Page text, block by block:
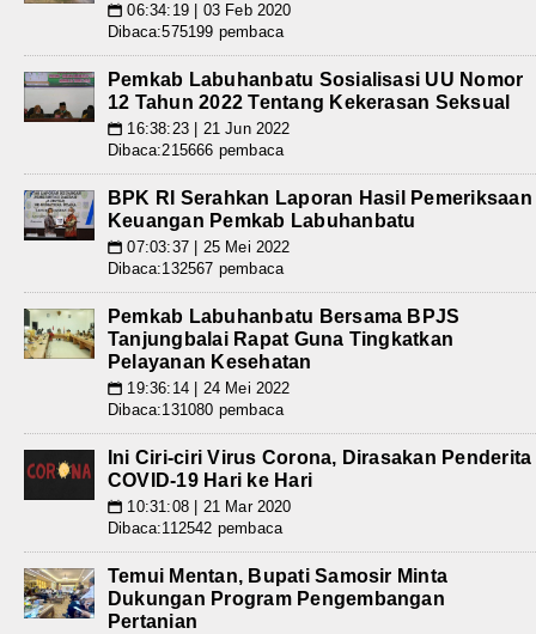
📅 06:34:19 | 03 Feb 2020
Dibaca:575199 pembaca
Pemkab Labuhanbatu Sosialisasi UU Nomor
12 Tahun 2022 Tentang Kekerasan Seksual
📅 16:38:23 | 21 Jun 2022
Dibaca:215666 pembaca
BPK RI Serahkan Laporan Hasil Pemeriksaan
Keuangan Pemkab Labuhanbatu
📅 07:03:37 | 25 Mei 2022
Dibaca:132567 pembaca
Pemkab Labuhanbatu Bersama BPJS
Tanjungbalai Rapat Guna Tingkatkan
Pelayanan Kesehatan
📅 19:36:14 | 24 Mei 2022
Dibaca:131080 pembaca
Ini Ciri-ciri Virus Corona, Dirasakan Penderita
COVID-19 Hari ke Hari
📅 10:31:08 | 21 Mar 2020
Dibaca:112542 pembaca
Temui Mentan, Bupati Samosir Minta
Dukungan Program Pengembangan
Pertanian